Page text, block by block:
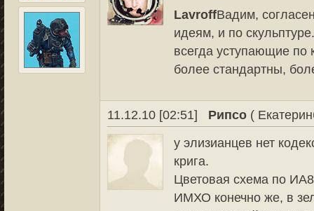
LavroffВадим,
идеям, и по
всегда уступающие
более стандартны,
11.12.10 [02:51] Рипсо (
у элизианцев нет
крига.
Цветовая схема по
ИМХО конечно же, в